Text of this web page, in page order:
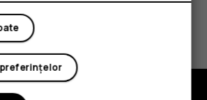
aceste informații?